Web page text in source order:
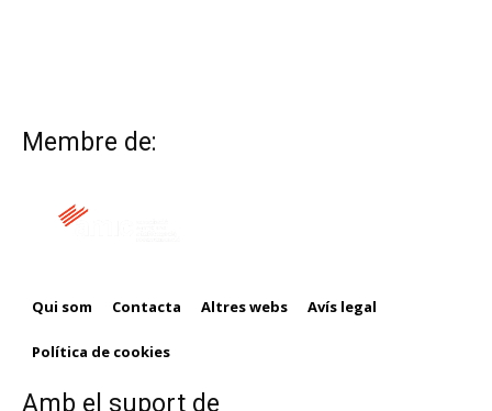
Membre de:
Qui som Contacta Altres webs Avís legal
Política de cookies
Amb el suport de